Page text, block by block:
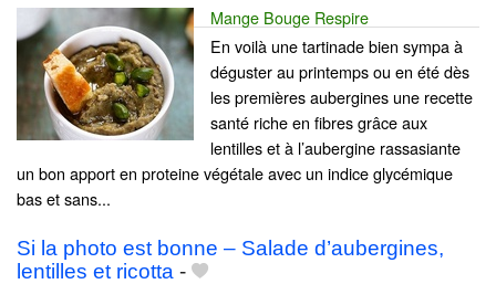
Mange Bouge Respire
En voilà une tartinade bien sympa à
déguster au printemps ou en été dès
les premières aubergines une recette
santé riche en fibres grâce aux
lentilles et à l’aubergine rassasiante
un bon apport en proteine végétale avec un indice glycémique
bas et sans...
Si la photo est bonne – Salade d’aubergines,
lentilles et ricotta -